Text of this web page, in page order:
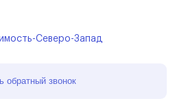
Северо-Запад
обратный звонок